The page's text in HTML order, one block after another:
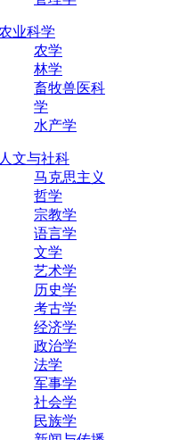
业科学
农学
林学
畜牧兽医科
学
水产学
文与社科
马克思主义
哲学
宗教学
语言学
文学
艺术学
历史学
考古学
经济学
政治学
法学
军事学
社会学
民族学